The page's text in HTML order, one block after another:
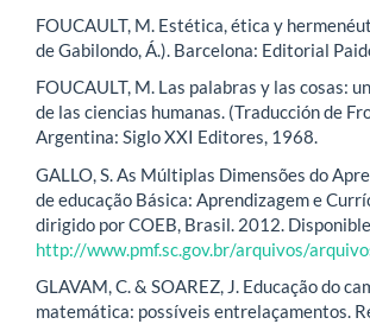
FOUCAULT, M. Estética, ética y
de Gabilondo, Á.). Barcelona: Editorial
FOUCAULT, M. Las palabras y las cosas:
de las ciencias humanas. (Traducción de
Argentina: Siglo XXI Editores, 1968.
GALLO, S. As Múltiplas Dimensões do
de educação Básica: Aprendizagem e
dirigido por COEB, Brasil. 2012.
http://www.pmf.sc.gov.br/arquivos/
GLAVAM, C. & SOAREZ, J. Educação do
matemática: possíveis entrelaçamentos.